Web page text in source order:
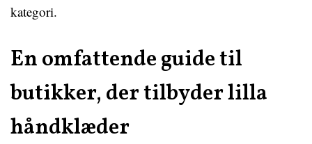
kategori.
En omfattende guide til
butikker, der tilbyder lilla
håndklæder